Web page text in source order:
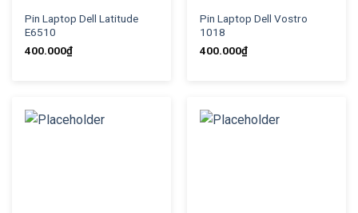
Pin Laptop Dell Latitude
E6510
400.000₫
Pin Laptop Dell Vostro
1018
400.000₫